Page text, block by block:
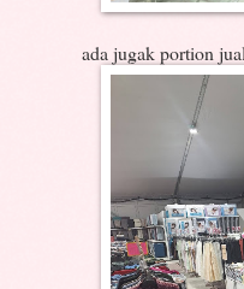
ada jugak portion